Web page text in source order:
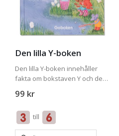
Den lilla Y-boken
Den lilla Y-boken innehåller
fakta om bokstaven Y och de
bokstavsmysteriet som den
möjliga av Den lilla Y-boken bör
du även…
99 kr
till